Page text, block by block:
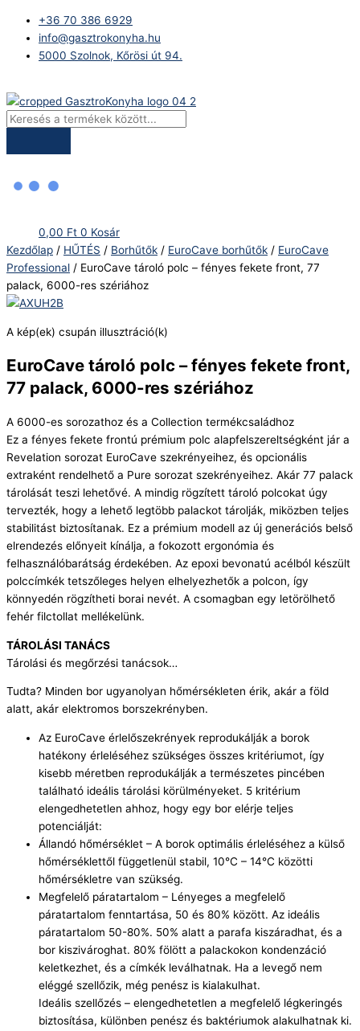
content
+36 70 386 6929
info@gasztrokonyha.hu
5000 Szolnok, Kőrösi út 94.
search
0,00 Ft 0 Kosár
Kezdőlap / HŰTÉS / Borhűtők / EuroCave borhűtők / EuroCave
Professional / EuroCave tároló polc – fényes fekete front, 77
palack, 6000-res szériához
A kép(ek) csupán illusztráció(k)
EuroCave tároló polc – fényes fekete front,
77 palack, 6000-res szériához
A 6000-es sorozathoz és a Collection termékcsaládhoz
Ez a fényes fekete frontú prémium polc alapfelszereltségként jár a
Revelation sorozat EuroCave szekrényeihez, és opcionális
extraként rendelhető a Pure sorozat szekrényeihez. Akár 77 palack
tárolását teszi lehetővé. A mindig rögzített tároló polcokat úgy
tervezték, hogy a lehető legtöbb palackot tárolják, miközben teljes
stabilitást biztosítanak. Ez a prémium modell az új generációs belső
elrendezés előnyeit kínálja, a fokozott ergonómia és
felhasználóbarátság érdekében. Az epoxi bevonatú acélból készült
polccímkék tetszőleges helyen elhelyezhetők a polcon, így
könnyedén rögzítheti borai nevét. A csomagban egy letörölhető
fehér filctollat mellékelünk.
TÁROLÁSI TANÁCS
Tárolási és megőrzési tanácsok…
Tudta? Minden bor ugyanolyan hőmérsékleten érik, akár a föld
alatt, akár elektromos borszekrényben.
Az EuroCave érlelőszekrények reprodukálják a borok
hatékony érleléséhez szükséges összes kritériumot, így
kisebb méretben reprodukálják a természetes pincében
található ideális tárolási körülményeket. 5 kritérium
elengedhetetlen ahhoz, hogy egy bor elérje teljes
potenciálját:
Állandó hőmérséklet – A borok optimális érleléséhez a külső
hőmérséklettől függetlenül stabil, 10°C – 14°C közötti
hőmérsékletre van szükség.
Megfelelő páratartalom – Lényeges a megfelelő
páratartalom fenntartása, 50 és 80% között. Az ideális
páratartalom 50-80%. 50% alatt a parafa kiszáradhat, és a
bor kiszivároghat. 80% fölött a palackokon kondenzáció
keletkezhet, és a címkék leválhatnak. Ha a levegő nem
eléggé szellőzik, még penész is kialakulhat.
Ideális szellőzés – elengedhetetlen a megfelelő légkeringés
biztosítása, különben penész és baktériumok alakulhatnak ki.
tároló
polc
fekete
front,
77
res